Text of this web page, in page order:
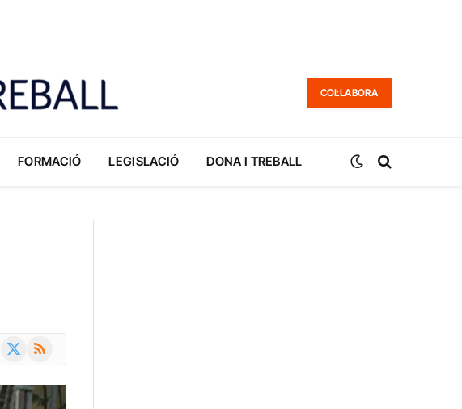
COL·LABORA
FORMACIÓ LEGISLACIÓ DONA I TREBALL
RSS